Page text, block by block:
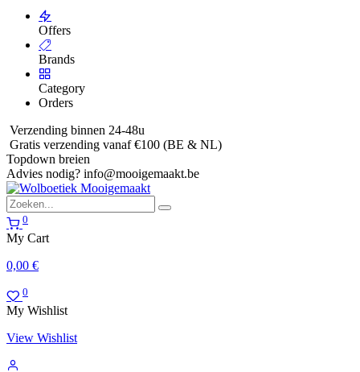
Offers
Brands
Category
Orders
Verzending binnen 24-48u
Gratis verzending vanaf €100 (BE & NL)
Topdown breien
Advies nodig? info@mooigemaakt.be
0
My Cart
0,00 €
0
My Wishlist
View Wishlist